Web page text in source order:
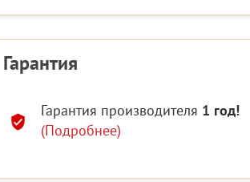
Гарантия
Гарантия производителя 1 год!
(Подробнее)